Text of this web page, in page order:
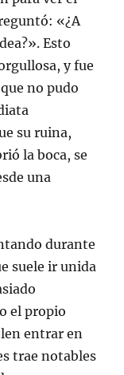
«¿A
Esto
y fue
no pudo
su ruina,
la boca, se
una
durante
suele ir unida
el propio
entrar en
trae notables